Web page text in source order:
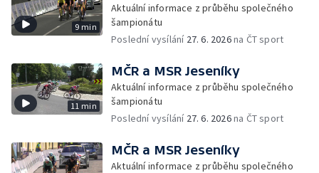
9 min
Aktuální informace z průběhu společného
šampionátu
Poslední vysílání 27. 6. 2026na ČT sport
11 min
MČR a MSR Jeseníky
Aktuální informace z průběhu společného
šampionátu
Poslední vysílání 27. 6. 2026na ČT sport
MČR a MSR Jeseníky
Aktuální informace z průběhu společného